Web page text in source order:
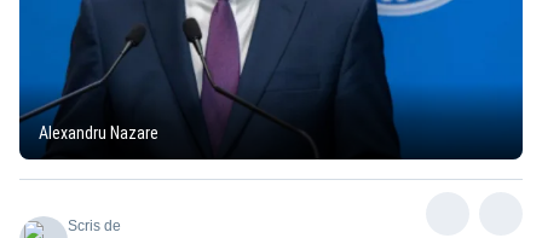
Alexandru Nazare
Scris de